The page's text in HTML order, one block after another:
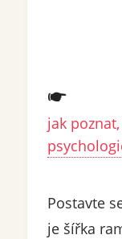
jak
Postavte
je šířka